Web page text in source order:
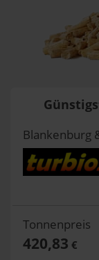
Blankenburg
Tonnenpreis
420,83 €